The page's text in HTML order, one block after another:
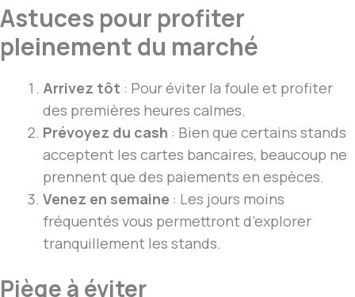
Astuces pour profiter
pleinement du marché
Arrivez tôt : Pour éviter la foule et profiter
des premières heures calmes.
Prévoyez du cash : Bien que certains stands
acceptent les cartes bancaires, beaucoup ne
prennent que des paiements en espèces.
Venez en semaine : Les jours moins
fréquentés vous permettront d’explorer
tranquillement les stands.
Piège à éviter